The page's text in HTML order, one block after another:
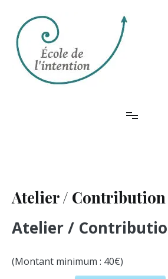
contenu
Atelier /
Atelier /
(Montant minimum : 40€)